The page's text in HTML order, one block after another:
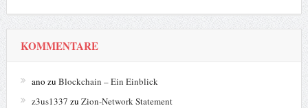
KOMMENTARE
ano zu Blockchain – Ein Einblick
z3us1337 zu Zion-Network Statement